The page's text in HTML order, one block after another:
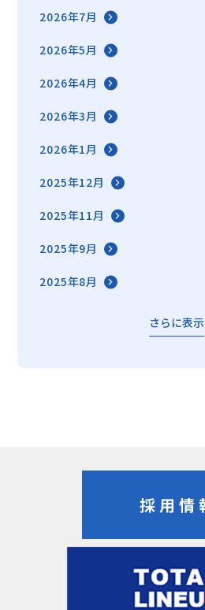
2026年7月
2026年5月
2026年4月
2026年3月
2026年1月
2025年12月
2025年11月
2025年9月
2025年8月
さらに表示